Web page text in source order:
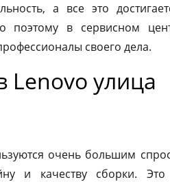
а все это
поэтому в сервисном
своего дела.
Lenovo улица
очень большим
и качеству сборки.